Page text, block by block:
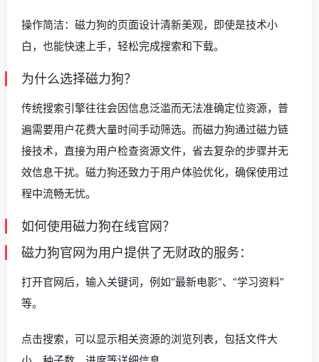
操作简洁：磁力狗的页面设计清新美观，即使是技术小
白，也能快速上手，轻松完成搜索和下载。
为什么选择磁力狗？
传统搜索引擎往往会因信息泛滥而无法准确定位资源，普
遍需要用户花费大量时间手动筛选。而磁力狗通过磁力链
接技术，直接为用户检查资源文件，省去复杂的步骤并无
效信息干扰。磁力狗还致力于用户体验优化，确保使用过
程中流畅无忧。
如何使用磁力狗在线官网？
磁力狗官网为用户提供了无财政的服务：
打开官网后，输入关键词，例如“最新电影”、“学习资料”
等。
点击搜索，可以显示相关资源的浏览列表，包括文件大